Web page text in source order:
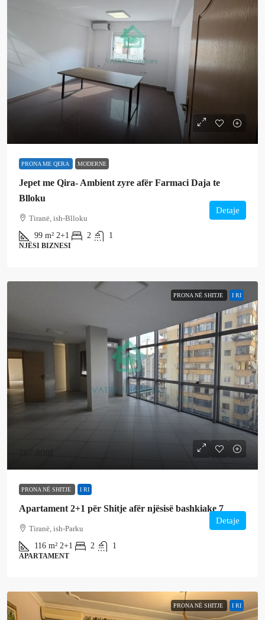
PRONA ME QERA MODERNE
Jepet me Qira- Ambient zyre afër Farmaci Daja te
Blloku
Tiranë, ish-Blloku
99 m² 2+1 2 1
NJËSI BIZNESI
Detaje
PRONA NË SHITJE I RI
PRONA NË SHITJE I RI
Apartament 2+1 për Shitje afër njësisë bashkiake 7
Tiranë, ish-Parku
116 m² 2+1 2 1
APARTAMENT
Detaje
PRONA NË SHITJE I RI